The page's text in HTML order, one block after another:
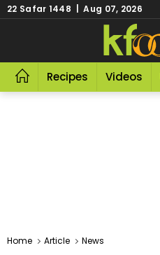
22 Safar 1448 | Aug 07, 2026
Recipes Videos
Home Article News